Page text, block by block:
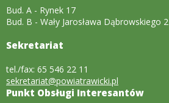
Bud. A - Rynek 17
Bud. B - Wały Jarosława Dąbrowskiego 2
Sekretariat
tel./fax: 65 546 22 11
sekretariat@powiatrawicki.pl
Punkt Obsługi Interesantów